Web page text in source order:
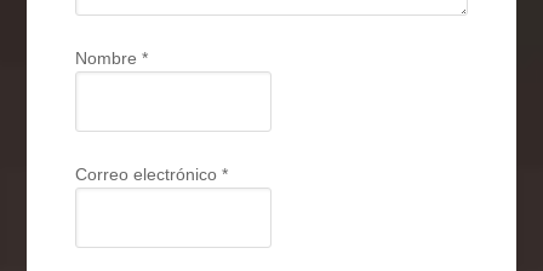
Nombre*
Correo electrónico*